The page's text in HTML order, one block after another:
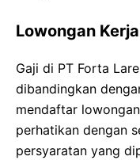
Lowongan
Gaji di PT Forta
dibandingkan
mendaftar
perhatikan dengan
persyaratan yang